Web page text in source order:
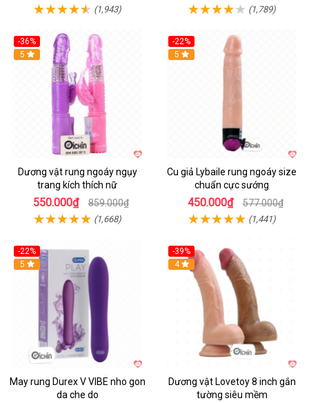
(1,943) (1,789)
-36%
Hot
5
Dương vật rung ngoáy ngụy
trang kích thích nữ
550.000₫ 859.000₫
(1,668)
-22%
Hot
5
Cu giả Lybaile rung ngoáy size
chuẩn cực sướng
450.000₫ 577.000₫
(1,441)
-22%
Hot
5
May rung Durex V VIBE nho gon
da che do
-39%
Hot
4
Dương vật Lovetoy 8 inch gắn
tường siêu mềm